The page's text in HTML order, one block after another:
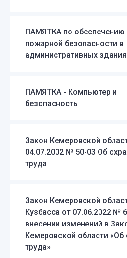
ПАМЯТКА по обеспечению
пожарной безопасности в
административных
ПАМЯТКА - Компьютер и
безопасность
Закон Кемеровской
04.07.2002 № 50-03 Об
труда
Закон Кемеровской
Кузбасса от 07.06.2022 №
внесении изменений в
Кемеровской области «Об
труда»